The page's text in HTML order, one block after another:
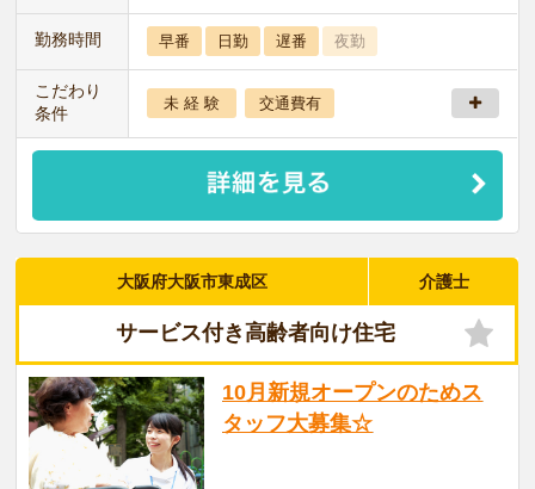
勤務時間 早番 日勤 遅番 夜勤
こだわり
条件
未 経 験 交通費有
大阪府大阪市東成区 介護士
サービス付き高齢者向け住宅
10月新規オープンのためス
タッフ大募集☆